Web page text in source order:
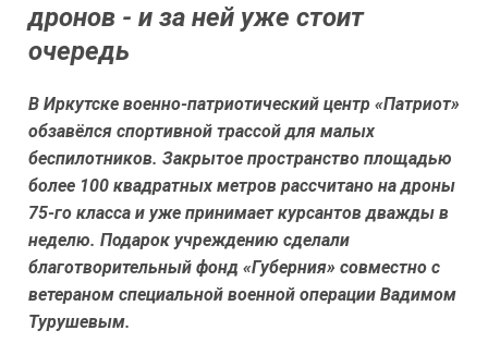
дронов - и за ней уже стоит
очередь
В Иркутске военно-патриотический центр «Патриот»
обзавёлся спортивной трассой для малых
беспилотников. Закрытое пространство площадью
более 100 квадратных метров рассчитано на дроны
75-го класса и уже принимает курсантов дважды в
неделю. Подарок учреждению сделали
благотворительный фонд «Губерния» совместно с
ветераном специальной военной операции Вадимом
Турушевым.